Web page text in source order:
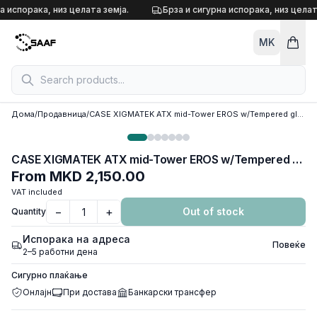
Skip to content
испорака, низ целата земја. Брза и сигурна испорака, низ
MK
Дома/Продавница/ CASE XIGMATEK ATX mid-Tower EROS w/Tempered glass , Rainbow LED Front Panel, 1x120mm LED RGB fan, w/o OD DVD slot, EN43378
CASE XIGMATEK ATX mid-Tower EROS w/Tempered glass , Rainbow LED Front Panel, 1x120mm LED RGB fan, w/o OD DVD slot, EN43378
From MKD 2,150.00
VAT included
Quantity − + Out of stock
Испорака на адреса
2–5 работни дена
Повеќе
Сигурно плаќање
Онлајн
При достава Банкарски трансфер